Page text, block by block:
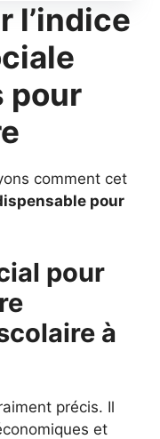
l’indice
pour
comment cet
pour
pour
à
précis. Il
et